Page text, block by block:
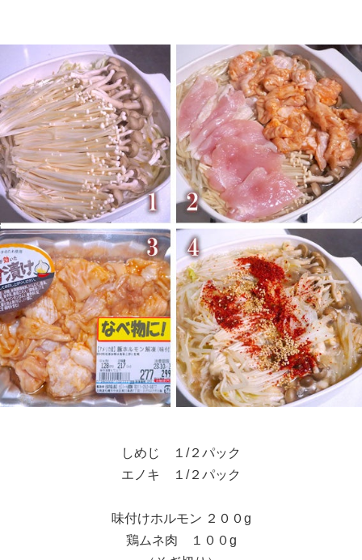
しめじ １/２パック
エノキ １/２パック
味付けホルモン ２００g
鶏ムネ肉 １００g